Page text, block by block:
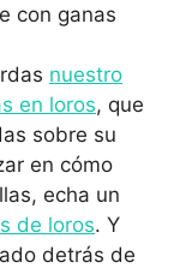
con ganas
nuestro
en loros, que
sobre su
en cómo
echa un
de loros. Y
detrás de